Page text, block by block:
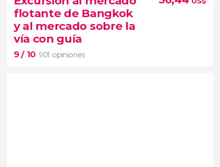
flotante de Bangkok
y al mercado sobre la
vía con guía
9/ 10 901 opiniones